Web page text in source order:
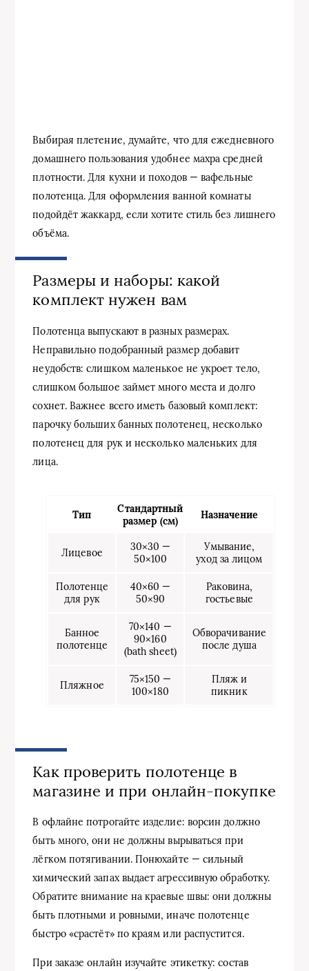
Выбирая плетение, думайте, что для ежедневного
домашнего пользования удобнее махра средней
плотности. Для кухни и походов — вафельные
полотенца. Для оформления ванной комнаты
подойдёт жаккард, если хотите стиль без лишнего
объёма.
Размеры и наборы: какой
комплект нужен вам
Полотенца выпускают в разных размерах.
Неправильно подобранный размер добавит
неудобств: слишком маленькое не укроет тело,
слишком большое займет много места и долго
сохнет. Важнее всего иметь базовый комплект:
парочку больших банных полотенец, несколько
полотенец для рук и несколько маленьких для
лица.
Тип
Стандартный
размер (см)
Назначение
Лицевое
30×30 —
50×100
Умывание,
уход за лицом
Полотенце
для рук
40×60 —
50×90
Раковина,
гостьевые
Банное
полотенце
70×140 —
90×160
(bath sheet)
Обворачивание
после душа
Пляжное
75×150 —
100×180
Пляж и
пикник
Как проверить полотенце в
магазине и при онлайн‑покупке
В офлайне потрогайте изделие: ворсин должно
быть много, они не должны вырываться при
лёгком потягивании. Понюхайте — сильный
химический запах выдает агрессивную обработку.
Обратите внимание на краевые швы: они должны
быть плотными и ровными, иначе полотенце
быстро «срастёт» по краям или распустится.
При заказе онлайн изучайте этикетку: состав